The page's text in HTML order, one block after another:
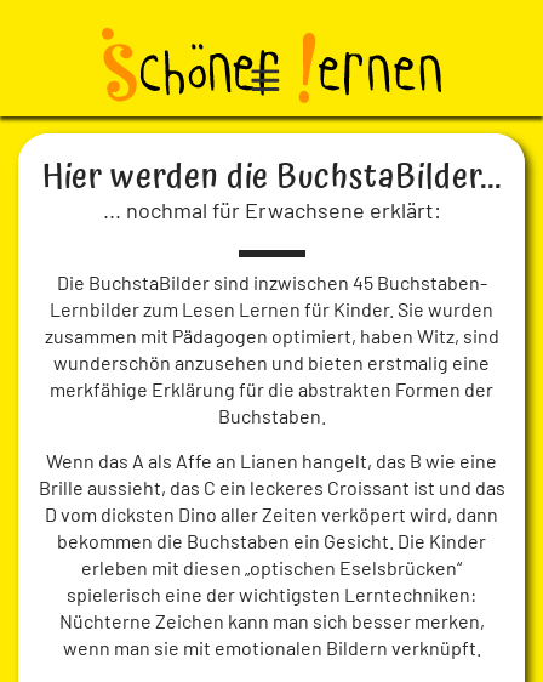
Hier werden die BuchstaBilder...
... nochmal für Erwachsene erklärt:
Die BuchstaBilder sind inzwischen 45 Buchstaben-
Lernbilder zum Lesen Lernen für Kinder. Sie wurden
zusammen mit Pädagogen optimiert, haben Witz, sind
wunderschön anzusehen und bieten erstmalig eine
merkfähige Erklärung für die abstrakten Formen der
Buchstaben.
Wenn das A als Affe an Lianen hangelt, das B wie eine
Brille aussieht, das C ein leckeres Croissant ist und das
D vom dicksten Dino aller Zeiten verköpert wird, dann
bekommen die Buchstaben ein Gesicht. Die Kinder
erleben mit diesen „optischen Eselsbrücken“
spielerisch eine der wichtigsten Lerntechniken:
Nüchterne Zeichen kann man sich besser merken,
wenn man sie mit emotionalen Bildern verknüpft.